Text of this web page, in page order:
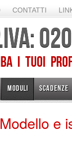
CONTATTI
MODULI SCADENZE
e